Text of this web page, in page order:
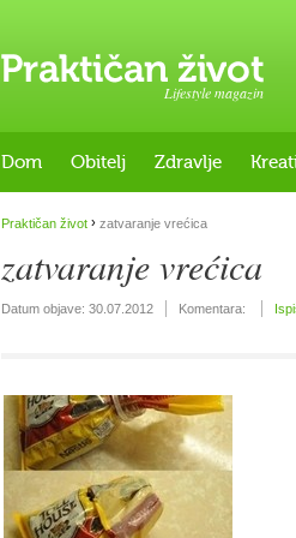
Lifestyle magazin
Dom Obitelj Zdravlje
Praktičan život › zatvaranje vrećica
zatvaranje vrećica
Datum objave: 30.07.2012 Komentara: